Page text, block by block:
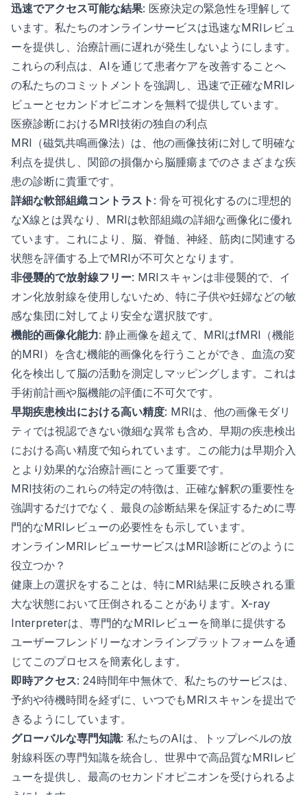
迅速でアクセス可能な結果: 医療決定の緊急性を理解して
います。私たちのオンラインサービスは迅速なMRIレビュ
ーを提供し、治療計画に遅れが発生しないようにします。
これらの利点は、AIを通じて患者ケアを改善することへ
の私たちのコミットメントを強調し、迅速で正確なMRIレ
ビューとセカンドオピニオンを無料で提供しています。
医療診断におけるMRI技術の独自の利点
MRI（磁気共鳴画像法）は、他の画像技術に対して明確な
利点を提供し、関節の損傷から脳腫瘍までのさまざまな疾
患の診断に貴重です。
詳細な軟部組織コントラスト : 骨を可視化するのに理想的
なX線とは異なり、MRIは軟部組織の詳細な画像化に優れ
ています。これにより、脳、脊髄、神経、筋肉に関連する
状態を評価する上でMRIが不可欠となります。
非侵襲的で放射線フリー: MRIスキャンは非侵襲的で、イ
オン化放射線を使用しないため、特に子供や妊婦などの敏
感な集団に対してより安全な選択肢です。
機能的画像化能力: 静止画像を超えて、MRIはfMRI（機能
的MRI）を含む機能的画像化を行うことができ、血流の変
化を検出して脳の活動を測定しマッピングします。これは
手術前計画や脳機能の評価に不可欠です。
早期疾患検出における高い精度: MRIは、他の画像モダリ
ティでは視認できない微細な異常も含め、早期の疾患検出
における高い精度で知られています。この能力は早期介入
とより効果的な治療計画にとって重要です。
MRI技術のこれらの特定の特徴は、正確な解釈の重要性を
強調するだけでなく、最良の診断結果を保証するために専
門的なMRIレビューの必要性をも示しています。
オンラインMRIレビューサービスはMRI診断にどのように
役立つか？
健康上の選択をすることは、特にMRI結果に反映される重
大な状態において圧倒されることがあります。X-ray
Interpreterは、専門的なMRIレビューを簡単に提供する
ユーザーフレンドリーなオンラインプラットフォームを通
じてこのプロセスを簡素化します。
即時アクセス: 24時間年中無休で、私たちのサービスは、
予約や待機時間を経ずに、いつでもMRIスキャンを提出で
きるようにしています。
グローバルな専門知識: 私たちのAIは、トップレベルの放
射線科医の専門知識を統合し、世界中で高品質なMRIレビ
ューを提供し、最高のセカンドオピニオンを受けられるよ